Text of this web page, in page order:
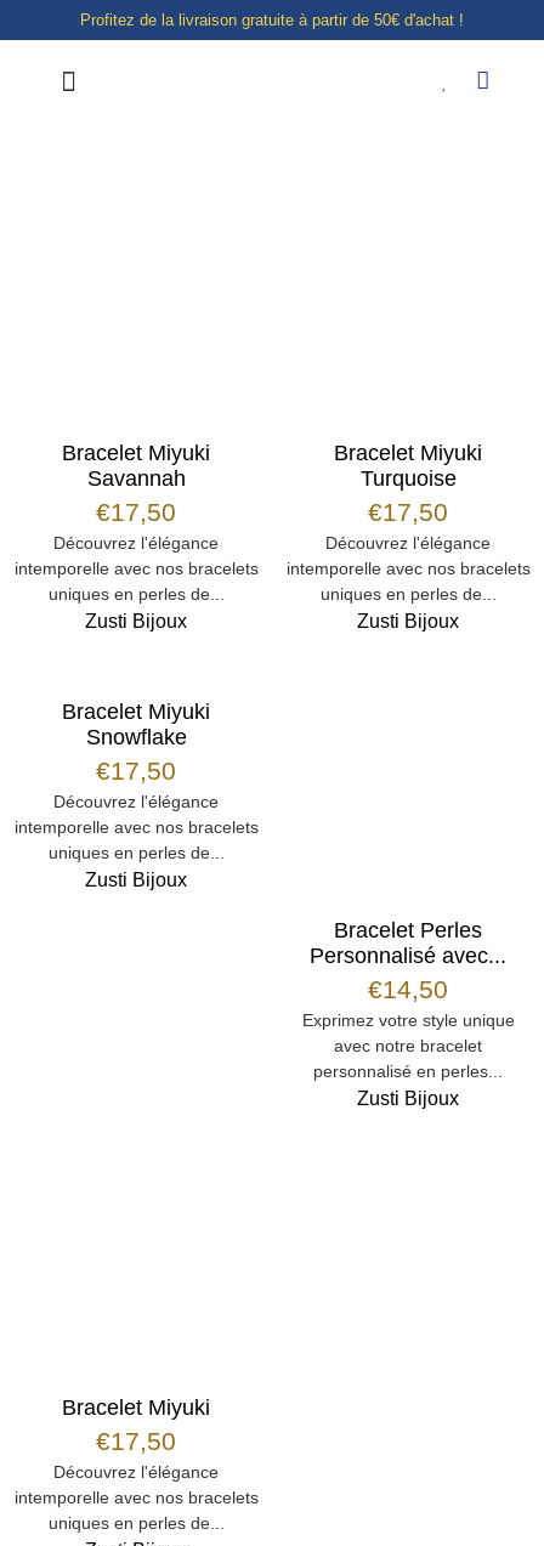
Profitez de la livraison gratuite à partir de 50€ d'achat !
Bracelet Miyuki
Savannah
€17,50
Découvrez l'élégance
intemporelle avec nos bracelets
uniques en perles de...
Zusti Bijoux
Bracelet Miyuki
Turquoise
€17,50
Découvrez l'élégance
intemporelle avec nos bracelets
uniques en perles de...
Zusti Bijoux
Bracelet Miyuki
Snowflake
€17,50
Découvrez l'élégance
intemporelle avec nos bracelets
uniques en perles de...
Zusti Bijoux
Bracelet Perles
Personnalisé avec...
€14,50
Exprimez votre style unique
avec notre bracelet
personnalisé en perles...
Zusti Bijoux
Bracelet Miyuki
€17,50
Découvrez l'élégance
intemporelle avec nos bracelets
uniques en perles de...